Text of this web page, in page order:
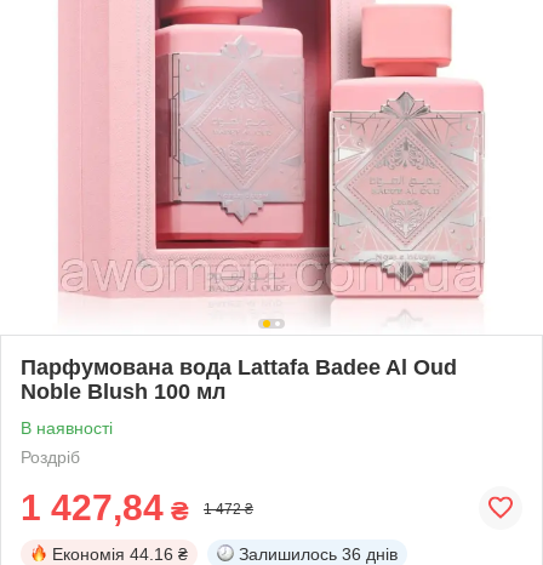
Парфумована вода Lattafa Badee Al Oud
Noble Blush 100 мл
В наявності
Роздріб
1 427,84 ₴ 1 472 ₴
Економія 44.16 ₴ Залишилось 36 днів